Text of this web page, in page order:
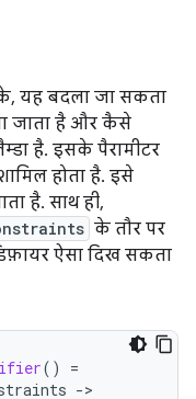
यह बदला जा सकता
जाता है और कैसे
है. इसके पैरामीटर
होता है. इसे
है. साथ ही,
के तौर पर
ऐसा दिख सकता
()
=
-